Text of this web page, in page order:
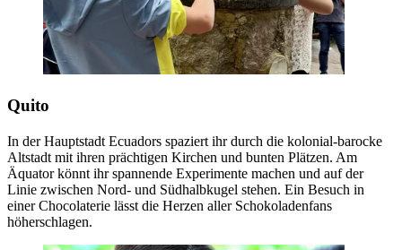
Quito
In der Hauptstadt Ecuadors spaziert ihr durch die kolonial-barocke
Altstadt mit ihren prächtigen Kirchen und bunten Plätzen. Am
Äquator könnt ihr spannende Experimente machen und auf der
Linie zwischen Nord- und Südhalbkugel stehen. Ein Besuch in
einer Chocolaterie lässt die Herzen aller Schokoladenfans
höherschlagen.